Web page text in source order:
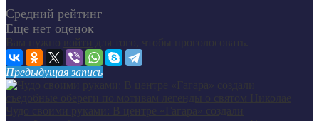
Средний рейтинг
Еще нет оценок
Предыдущая запись